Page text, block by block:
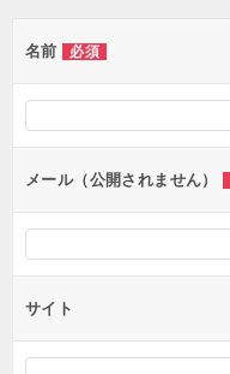
ー
シ
ョ
ン
名前 必須
メール（公開されません）
サイト